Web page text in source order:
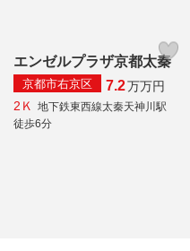
エンゼルプラザ京都太秦
京都市右京区 7.2万万円
2Ｋ
地下鉄東西線太秦天神川駅
徒歩6分